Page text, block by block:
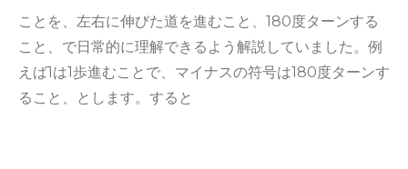
ことを、左右に伸びた道を進むこと、180度ターンする
こと、で日常的に理解できるよう解説していました。例
えば1は1歩進むことで、マイナスの符号は180度ターンす
ること、とします。すると